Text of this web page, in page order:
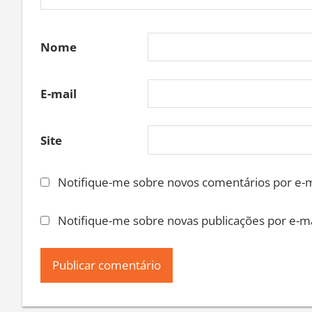
Nome
E-mail
Site
Notifique-me sobre novos comentários por e-
Notifique-me sobre novas publicações por e-